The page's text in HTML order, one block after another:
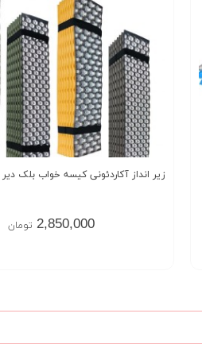
زیر انداز آکاردئونی کیسه خواب بلک دیر black deer
2,850,000 تومان